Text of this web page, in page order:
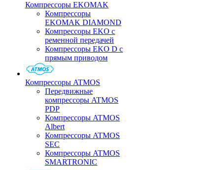
Компрессоры EKOMAK
Компрессоры
EKOMAK DIAMOND
Компрессоры EKO c
ременной передачей
Компрессоры EKO D с
прямым приводом
Компрессоры ATMOS
Передвижные
компрессоры ATMOS
PDP
Компрессоры ATMOS
Albert
Компрессоры ATMOS
SEC
Компрессоры ATMOS
SMARTRONIC